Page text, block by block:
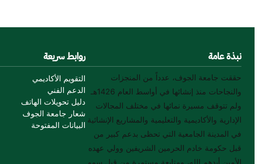
نبذة عامة
حققت جامعة الجوف، عدداً من المنجزات
والنجاحات منذ إنشائها في أواسط العام 1426هـ
ولم تتوقف مسيرة نمائها في مختلف المجالات
الإدارية والأكاديمية والتعليمية والمشاريع الإنشائية
في المدينة الجامعية التي تحظى بدعم كبير من
قبل حكومة خادم الحرمين الشريفين وولي عهده
الأمين أيدهم الله، ومتابعة مستمرة من قبل سمو
روابط سريعة
التقويم الأكاديمي
الدعم الفني
دليل تحويلات الهاتف
شعار جامعة الجوف
البيانات المفتوحة